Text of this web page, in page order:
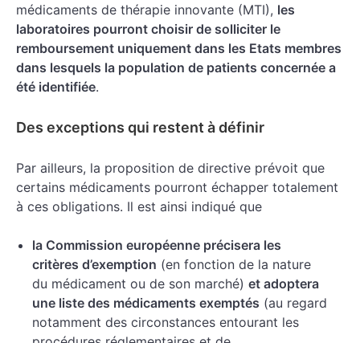
médicaments de thérapie innovante (MTI), les
laboratoires pourront choisir de solliciter le
remboursement uniquement dans les Etats membres
dans lesquels la population de patients concernée a
été identifiée.
Des exceptions qui restent à définir
Par ailleurs, la proposition de directive prévoit que
certains médicaments pourront échapper totalement
à ces obligations. Il est ainsi indiqué que
la Commission européenne précisera les
critères d’exemption (en fonction de la nature
du médicament ou de son marché) et adoptera
une liste des médicaments exemptés (au regard
notamment des circonstances entourant les